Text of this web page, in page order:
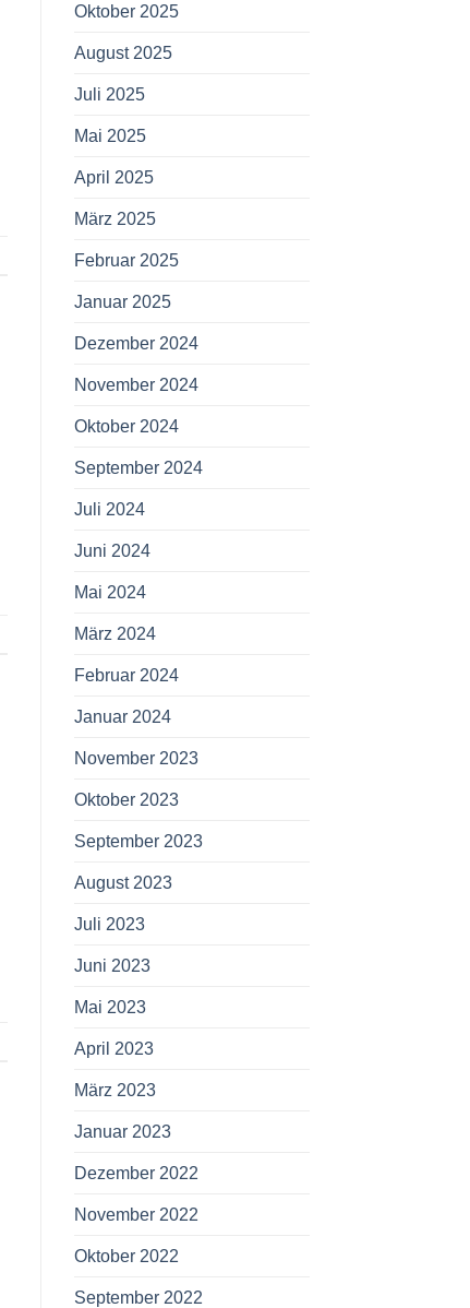
Oktober 2025
August 2025
Juli 2025
Mai 2025
April 2025
März 2025
Februar 2025
Januar 2025
Dezember 2024
November 2024
Oktober 2024
September 2024
Juli 2024
Juni 2024
Mai 2024
März 2024
Februar 2024
Januar 2024
November 2023
Oktober 2023
September 2023
August 2023
Juli 2023
Juni 2023
Mai 2023
April 2023
März 2023
Januar 2023
Dezember 2022
November 2022
Oktober 2022
September 2022